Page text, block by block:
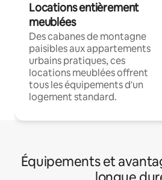
Locations entièrement
meublées
Des cabanes de montagne
paisibles aux appartements
urbains pratiques, ces
locations meublées offrent
tous les équipements d'un
logement standard.
Équipements et